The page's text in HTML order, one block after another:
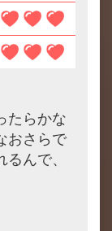
たらかな
おさらで
んで、